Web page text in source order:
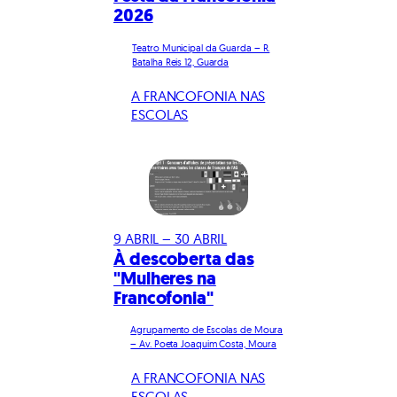
2026
Teatro Municipal da Guarda – R.
Batalha Reis 12, Guarda
A FRANCOFONIA NAS
ESCOLAS
9 ABRIL – 30 ABRIL
À descoberta das
"Mulheres na
Francofonia"
Agrupamento de Escolas de Moura
– Av. Poeta Joaquim Costa, Moura
A FRANCOFONIA NAS